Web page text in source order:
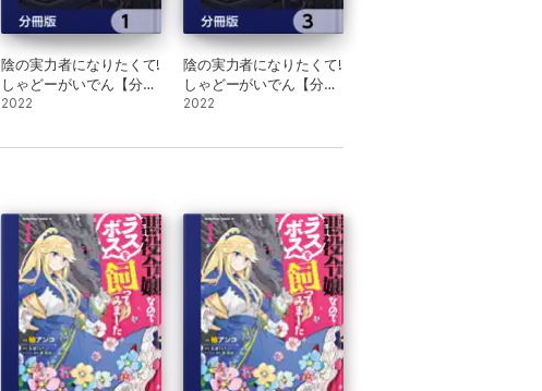
陰の実力者になりたくて!
しゃどーがいでん【分冊
版】 1
2022
陰の実力者になりたくて!
しゃどーがいでん【分冊
版】 3
2022